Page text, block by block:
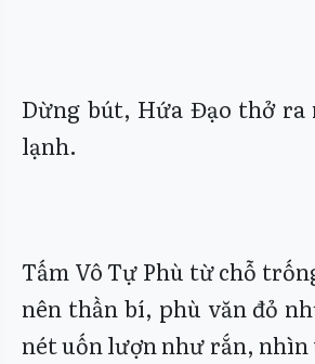
Dừng bút, Hứa Đạo thở
lạnh.
Tấm Vô Tự Phù từ chỗ
nên thần bí, phù văn đỏ
nét uốn lượn như rắn, nhìn